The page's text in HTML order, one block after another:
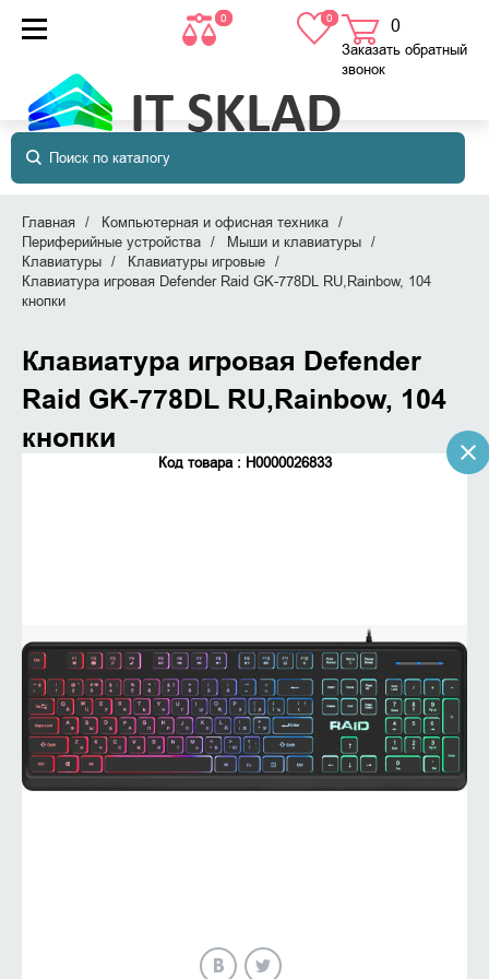
0 0 0
в корзине
Заказать обратный
звонок
Главная
Компьютерная и офисная техника
Периферийные устройства
Мыши и клавиатуры
Клавиатуры
Клавиатуры игровые
Клавиатура игровая Defender Raid GK-778DL RU,Rainbow, 104
кнопки
Клавиатура игровая Defender
Raid GK-778DL RU,Rainbow, 104
кнопки
Код товара : Н0000026833